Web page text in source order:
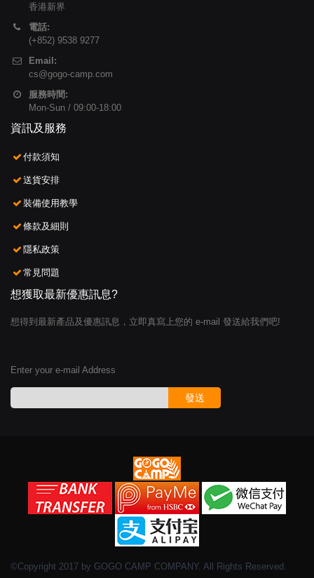
香港新界
電話:
(+852) 9538 9277
Email:
cs@gogo-camp.com
服務時間:
Mon-Sun / 09:00-18:00
資訊及服務
付款須知
送貨安排
裝備使用教學
條款及細則
隱私政策
常見問題
想獲取最新優惠訊息?
想得到最新產品及優惠訊息，立即真寫上您的 e-mail 發送給我們吧!
Enter your e-mail Address
發送
©Copyright 2017 by GOGO CAMP COMPANY. All Rights Reserved.